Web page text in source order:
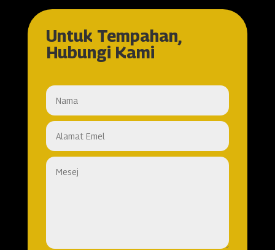
Untuk Tempahan,
Hubungi Kami